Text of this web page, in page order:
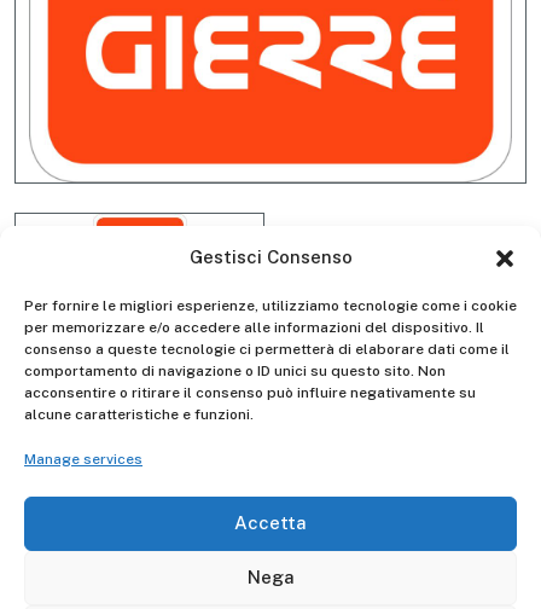
Gestisci Consenso
Per fornire le migliori esperienze, utilizziamo tecnologie come i cookie
per memorizzare e/o accedere alle informazioni del dispositivo. Il
consenso a queste tecnologie ci permetterà di elaborare dati come il
comportamento di navigazione o ID unici su questo sito. Non
acconsentire o ritirare il consenso può influire negativamente su
alcune caratteristiche e funzioni.
Manage services
Accetta
Nega
Barra stabilizzatrice completa
D5556